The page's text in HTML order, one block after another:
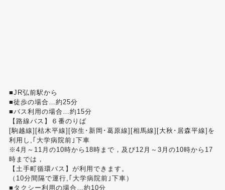
■JR弘前駅から
■徒歩の場合…約25分
■バス利用の場合…約15分
【路線バス】６番のりば
[駒越線][枯木平線][弥生･新岡･葛原線][相馬線][大秋･居森平線]を
利用し,｢大学病院前｣下車
※4月～11月の10時から18時まで，及び12月～3月の10時から17
時までは，
【土手町循環バス】が利用できます。
（10分間隔で運行,｢大学病院前｣下車）
■タクシー利用の場合…約10分